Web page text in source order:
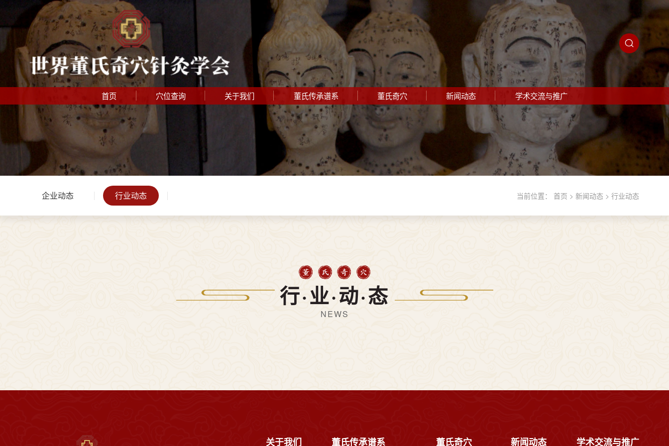
首页 穴位查询 关于我们 董氏传承谱系 董氏奇穴 新闻动态 学术交流与推广
企业动态 行业动态 当前位置： 首页 > 新闻动态 > 行业动态
行·业·动·态
NEWS
关于我们 董氏传承谱系 董氏奇穴 新闻动态 学术交流与推广